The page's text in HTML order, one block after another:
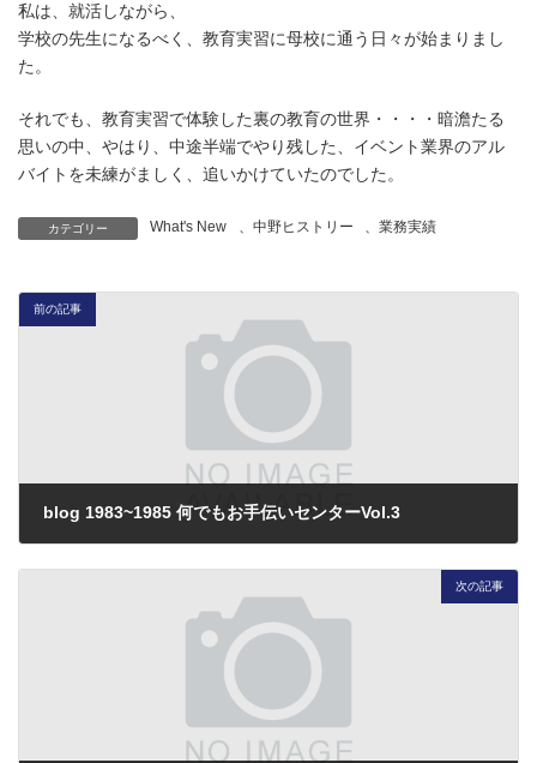
私は、就活しながら、
学校の先生になるべく、教育実習に母校に通う日々が始まりまし
た。
それでも、教育実習で体験した裏の教育の世界・・・・暗澹たる
思いの中、やはり、中途半端でやり残した、イベント業界のアル
バイトを未練がましく、追いかけていたのでした。
カテゴリー What's New 、 中野ヒストリー 、業務実績
前の記事
blog 1983~1985 何でもお手伝いセンターVol.3
次の記事